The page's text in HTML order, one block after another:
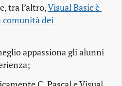
tra l’altro,Visual Basic è
comunità dei
appassiona gli alunni